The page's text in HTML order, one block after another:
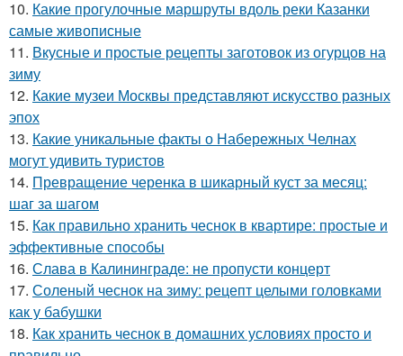
10. Какие прогулочные маршруты вдоль реки Казанки
самые живописные
11. Вкусные и простые рецепты заготовок из огурцов на
зиму
12. Какие музеи Москвы представляют искусство разных
эпох
13. Какие уникальные факты о Набережных Челнах
могут удивить туристов
14. Превращение черенка в шикарный куст за месяц:
шаг за шагом
15. Как правильно хранить чеснок в квартире: простые и
эффективные способы
16. Слава в Калининграде: не пропусти концерт
17. Соленый чеснок на зиму: рецепт целыми головками
как у бабушки
18. Как хранить чеснок в домашних условиях просто и